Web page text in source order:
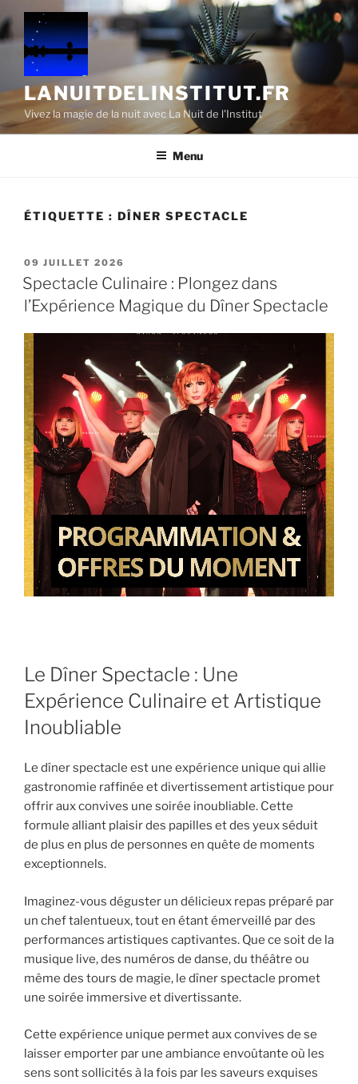
Aller
au
contenu
principal
LANUITDELINSTITUT.FR
Vivez la magie de la nuit avec La Nuit de l'Institut
Menu
ÉTIQUETTE : DÎNER SPECTACLE
PUBLIÉ
LE
09 JUILLET 2026
Spectacle Culinaire : Plongez dans
l’Expérience Magique du Dîner Spectacle
Le Dîner Spectacle : Une
Expérience Culinaire et Artistique
Inoubliable
Le dîner spectacle est une expérience unique qui allie
gastronomie raffinée et divertissement artistique pour
offrir aux convives une soirée inoubliable. Cette
formule alliant plaisir des papilles et des yeux séduit
de plus en plus de personnes en quête de moments
exceptionnels.
Imaginez-vous déguster un délicieux repas préparé par
un chef talentueux, tout en étant émerveillé par des
performances artistiques captivantes. Que ce soit de la
musique live, des numéros de danse, du théâtre ou
même des tours de magie, le dîner spectacle promet
une soirée immersive et divertissante.
Cette expérience unique permet aux convives de se
laisser emporter par une ambiance envoûtante où les
sens sont sollicités à la fois par les saveurs exquises